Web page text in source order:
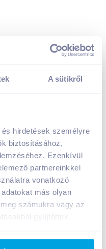
A sütikről
hirdetések személyre
biztosításához,
Ezenkívül
partnereinkkel
vonatkozó
más olyan
számukra vagy az
2020 0,75 l száraz
Ft /liter
Ft /db(27% áfa)